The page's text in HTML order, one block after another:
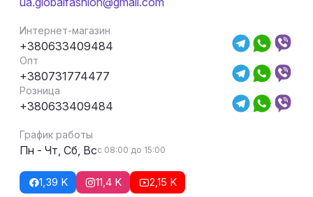
Интернет-магазин
+380633409484
Опт
+380731774477
Розница
+380633409484
График работы
Пн - Чт, Сб, Всс 08:00 до 15:00
1,39 K 11,4 K 2,15 K